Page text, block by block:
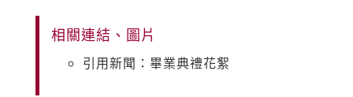
相關連結、圖片
引用新聞：畢業典禮花絮